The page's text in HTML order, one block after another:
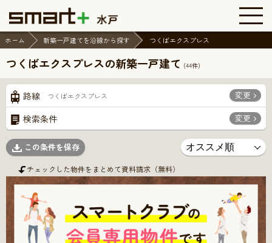
ホーム 新築一戸建てを沿線から探す つくばエクスプレス
つくばエクスプレスの新築一戸建て (44件)
路線 つくばエクスプレス 変更
検索条件 変更
この条件を保存
チェックした物件をまとめて資料請求（無料）